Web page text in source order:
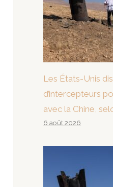
Les États-Unis
d’intercepteurs
avec la Chine,
6 août 2026